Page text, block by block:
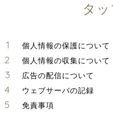
タ
個人情報の保護について
個人情報の収集について
広告の配信について
ウェブサーバの記録
免責事項